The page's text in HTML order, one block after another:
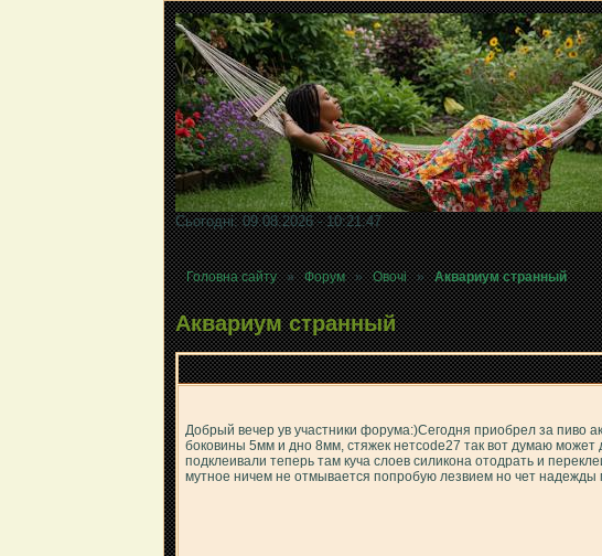
Сьогодні: 09.08.2026 - 10:21:47
Головна сайту »Форум »Овочі »Аквариум странный
Аквариум странный
Добрый вечер ув участники форума:)Сегодня приобрел за пиво
боковины 5мм и дно 8мм, стяжек нетcode27 так вот думаю может
подклеивали теперь там куча слоев силикона отодрать и
мутное ничем не отмывается попробую лезвием но чет надежды